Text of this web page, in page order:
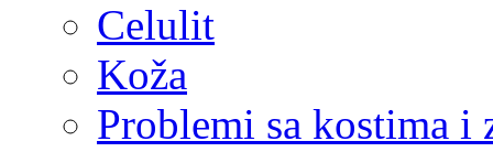
Celulit
Koža
Problemi sa kostima i